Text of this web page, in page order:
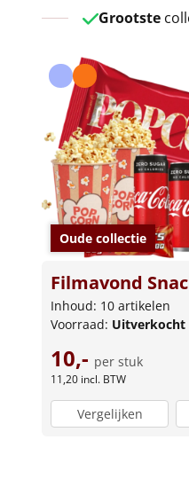
Oude collectie
Filmavond
Inhoud: 10 artikelen
Voorraad: Uitverkocht
10,- per stuk
11,20 incl. BTW
Vergelijken
Grootste